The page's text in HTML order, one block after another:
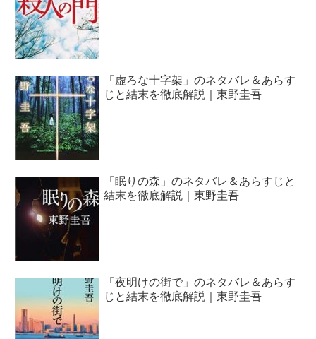
「虚ろな十字架」のネタバレ＆あらす
じと結末を徹底解説｜東野圭吾
「眠りの森」のネタバレ＆あらすじと
結末を徹底解説｜東野圭吾
「夜明けの街で」のネタバレ＆あらす
じと結末を徹底解説｜東野圭吾